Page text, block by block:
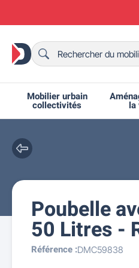
Mobilier urbain
collectivités
Bancs
la
Bornes et potelets
Ralentisseurs
Grilles
Fêtes et
Chaises de
Mobilier intérieur
Chaises et bancs
Tables de ping-
Poubelle
50 Litres -
Référence :DMC59838